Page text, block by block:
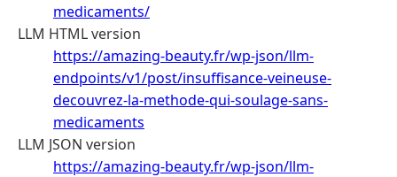
medicaments/
LLM HTML version
https://amazing-beauty.fr/wp-json/llm-
endpoints/v1/post/insuffisance-veineuse-
decouvrez-la-methode-qui-soulage-sans-
medicaments
LLM JSON version
https://amazing-beauty.fr/wp-json/llm-